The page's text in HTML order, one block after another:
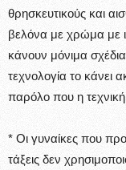
θρησκευτικούς και
βελόνα με χρώμα με
κάνουν μόνιμα
τεχνολογία το κάνει
παρόλο που η τεχνική
* Οι γυναίκες που
τάξεις δεν